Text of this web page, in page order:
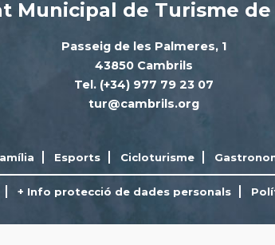
Municipal de Turisme de
Passeig de les Palmeres, 1
43850 Cambrils
Tel. (+34) 977 79 23 07
tur@cambrils.org
Esports Cicloturisme
+ Info protecció de dades personals